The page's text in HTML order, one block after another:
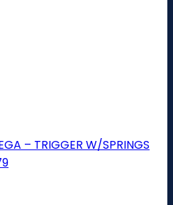
– TRIGGER W/SPRINGS